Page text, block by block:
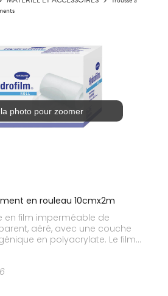
photo pour zoomer
en rouleau 10cmx2m
en film imperméable de
aéré, avec une couche
en polyacrylate. Le film
de simplement dérouler le
aux dimensions voulues.
sûre, se retire sans
de résidus.